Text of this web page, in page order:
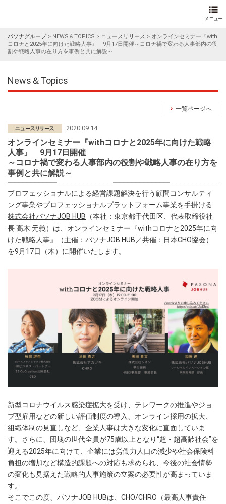
パソナグループ> NEWS＆TOPICS > ニュースリリース > オンラインセミナー『with
コロナと2025年に向けた戦略人事』 9月17日開催～コロナ禍で変わる人事部内の役
割や戦略人事の在り方を事例と共に解説～
News＆Topics
一覧ページへ
2020.09.14
オンラインセミナー『withコロナと2025年に向けた戦略
人事』 9月17日開催
～コロナ禍で変わる人事部内の役割や戦略人事の在り方を
事例と共に解説～
プロフェッショナルによる経営課題解決を行う顧問コンサルティ
ング事業やプロフェッショナルプラットフォーム事業を手掛ける
株式会社パソナJOB HUB （本社：東京都千代田区、代表取締役社
長 髙木 元義）は、オンラインセミナー『withコロナと2025年に向
けた戦略人事』（主催：パソナJOB HUB／共催： 日本CHO協会）
を9月17日（木）に開催いたします。
新型コロナウイルス感染症拡大を受け、テレワークの推進やジョ
ブ型雇用などの新しい評価制度の導入、オンライン採用の拡大、
組織体制の見直しなど、企業人事は大きな変化に直面していま
す。さらに、団塊の世代全員が75歳以上となり“超・超高齢社会”を
迎える2025年に向けて、企業には労働力人口の減少や社会保険料
負担の増加など構造的課題への対応も求められ、今後の社会情勢
の変化も見据えた戦略的人事施策の立案の必要性が高まっていま
す。
そこでこの度、パソナJOB HUBは、CHO/CHRO（最高人事責任